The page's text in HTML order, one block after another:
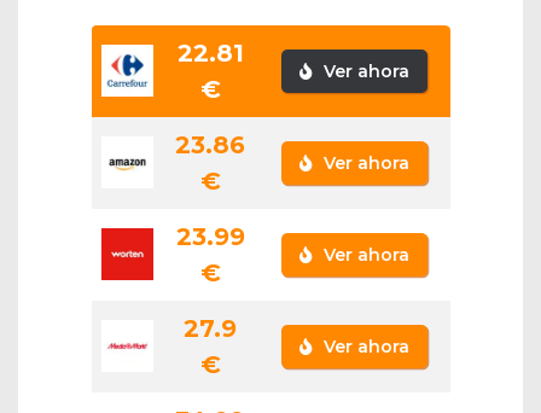
22.81
€
Ver ahora
23.86
€
Ver ahora
23.99
€
Ver ahora
27.9
€
Ver ahora